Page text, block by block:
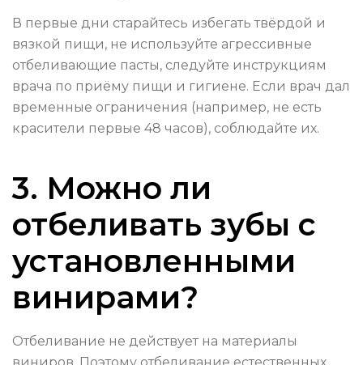
В первые дни старайтесь избегать твёрдой и
вязкой пищи, не используйте агрессивные
отбеливающие пасты, следуйте инструкциям
врача по приёму пищи и гигиене. Если врач дал
временные ограничения (например, не есть
красители первые 48 часов), соблюдайте их.
3. Можно ли
отбеливать зубы с
установленными
винирами?
Отбеливание не действует на материалы